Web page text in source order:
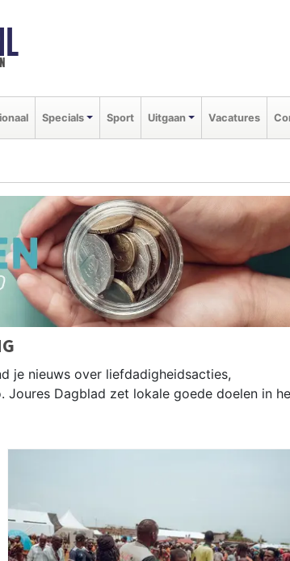
Specials Sport Uitgaan Vacatures
je nieuws over liefdadigheidsacties,
Dagblad zet lokale goede doelen in